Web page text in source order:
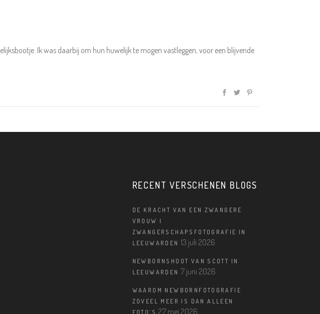
Ik was daarbij om hun huwelijk te mogen vastleggen, voor een blijvende
RECENT VERSCHENEN BLOGS
DE KRACHT VAN EEN ZWANGERE
VROUW |
ZWANGERSCHAPSFOTOGRAFIE IN
LEEUWARDEN 13 juli 2026
NEWBORNSHOOT VAN SCOTT IN
LEEUWARDEN 7 juni 2026
WAAROM NEWBORNFOTOGRAFIE
ZOVEEL MEER IS DAN ALLEEN
FOTO’S 27 mei 2026